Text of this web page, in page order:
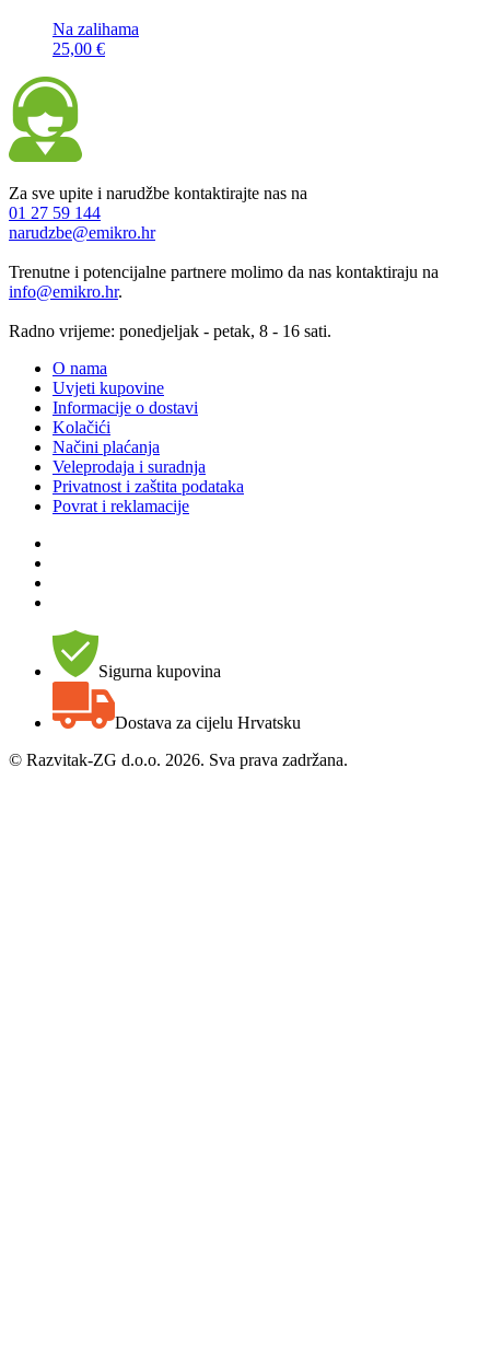
Na zalihama
25,00 €
Za sve upite i narudžbe kontaktirajte nas na
01 27 59 144
narudzbe@emikro.hr
Trenutne i potencijalne partnere molimo da nas kontaktiraju na
info@emikro.hr.
Radno vrijeme: ponedjeljak - petak, 8 - 16 sati.
O nama
Uvjeti kupovine
Informacije o dostavi
Kolačići
Načini plaćanja
Veleprodaja i suradnja
Privatnost i zaštita podataka
Povrat i reklamacije
Sigurna kupovina
Dostava za cijelu Hrvatsku
© Razvitak-ZG d.o.o. 2026. Sva prava zadržana.